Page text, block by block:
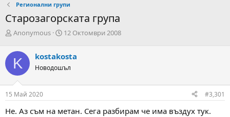
Регионални групи
Старозагорската група
А
т
о
р
н
а
т
м
Anonymous
Н
а
л
а
т
12 Октомври 2008
K kostakosta
Новодошъл
15 Май 2020 #3,301
Не. Аз съм на метан. Сега разбирам че има въздух тук.